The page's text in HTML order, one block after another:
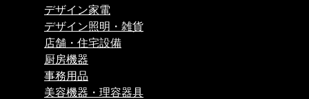
デザイン家電
デザイン照明・雑貨
店舗・住宅設備
厨房機器
事務用品
美容機器・理容器具